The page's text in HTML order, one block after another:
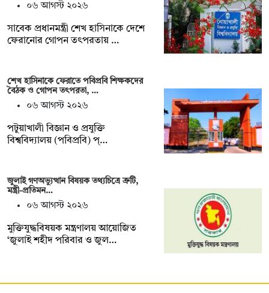
০৬ আগস্ট ২০২৬
সাবেক প্রধানমন্ত্রী শেখ হাসিনাকে দেশে
ফেরানোর গোপন তৎপরতায় …
শেখ হাসিনাকে ফেরাতে পবিপ্রবি শিক্ষকদের
বৈঠক ও গোপন তৎপরতা, …
০৬ আগস্ট ২০২৬
পটুয়াখালী বিজ্ঞান ও প্রযুক্তি
বিশ্ববিদ্যালয় (পবিপ্রবি) প্…
জুলাই গণঅভ্যুত্থান বিষয়ক তথ্যচিত্রে ত্রুটি,
মন্ত্রী-প্রতিমন…
০৬ আগস্ট ২০২৬
মুক্তিযুদ্ধবিষয়ক মন্ত্রণালয় আয়োজিত
‘জুলাই শহীদ পরিবার ও জুল…